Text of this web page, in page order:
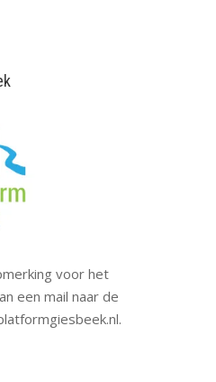
voor het
een mail naar de
.